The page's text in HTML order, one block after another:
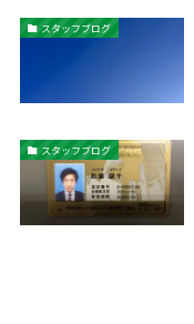
スタッフブログ
スタッフブログ